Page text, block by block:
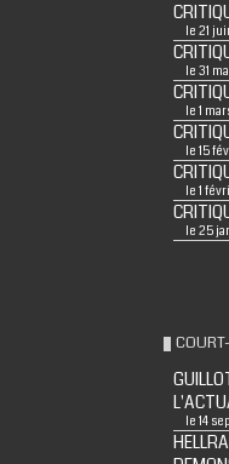
le 21
le 31
le 1
le 15
le 1
le 25
le 14